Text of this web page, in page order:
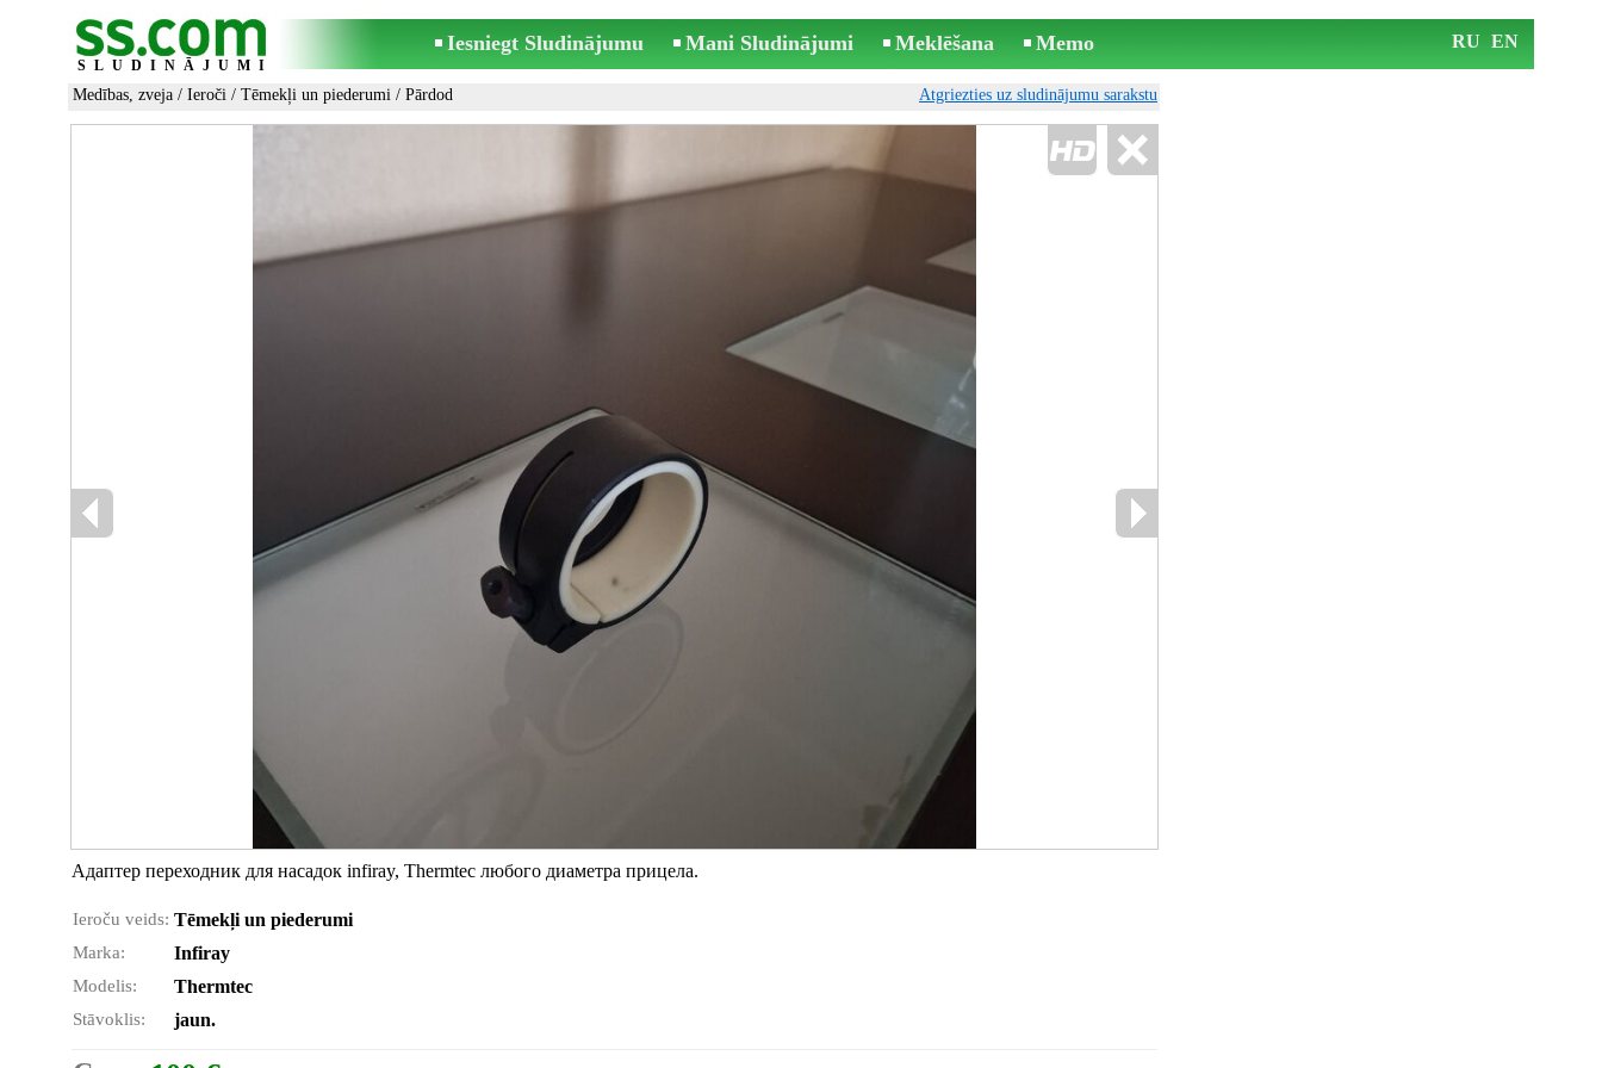
SLUDINĀJUMI
Iesniegt Sludinājumu Mani Sludinājumi Meklēšana Memo RU EN
Medības, zveja / Ieroči / Tēmekļi un piederumi / Pārdod Atgriezties uz sludinājumu sarakstu
Адаптер переходник для насадок infiray, Thermtec любого диаметра прицела.
Ieroču veids: Tēmekļi un piederumi
Marka: Infiray
Modelis: Thermtec
Stāvoklis: jaun.